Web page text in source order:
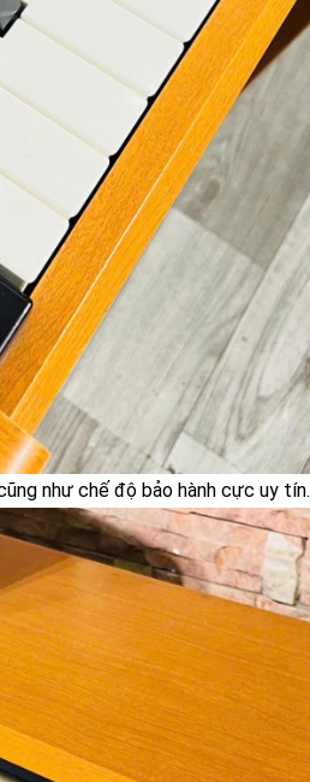
như chế độ bảo hành cực uy tín.